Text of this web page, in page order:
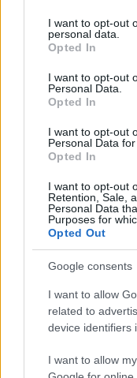
not limited to your
grant or deny
use your data for
consent section.
I want to opt-out
personal data.
Opted In
I want to opt-out
Personal Data.
Opted In
I want to opt-out
Personal Data
Opted In
I want to opt-out
Retention, Sale,
Personal Data
Purposes for
Opted Out
Google consents
I want to allow
related to
device identifiers
I want to allow
szabályzatot!
LEGFRISSEBB
a
A